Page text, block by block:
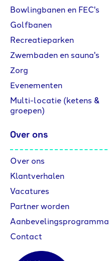
Bowlingbanen en FEC's
Golfbanen
Recreatieparken
Zwembaden en sauna's
Zorg
Evenementen
Multi-locatie (ketens &
groepen)
Over ons
Over ons
Klantverhalen
Vacatures
Partner worden
Aanbevelingsprogramma
Contact